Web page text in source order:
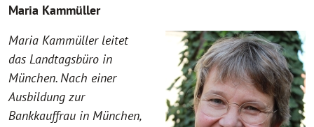
Maria Kammüller
Maria Kammüller leitet
das Landtagsbüro in
München. Nach einer
Ausbildung zur
Bankkauffrau in München,